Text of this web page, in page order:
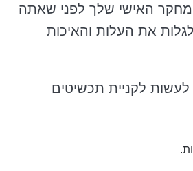
האישי שלך לפני שאתה
את העלות והאיכות
לקניית תכשיטים